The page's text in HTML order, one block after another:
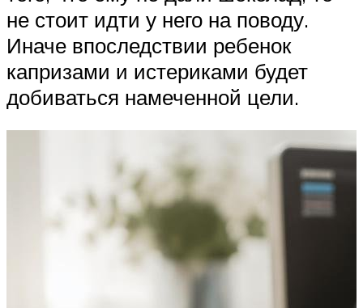
не стоит идти у него на поводу.
Иначе впоследствии ребенок
капризами и истериками будет
добиваться намеченной цели.